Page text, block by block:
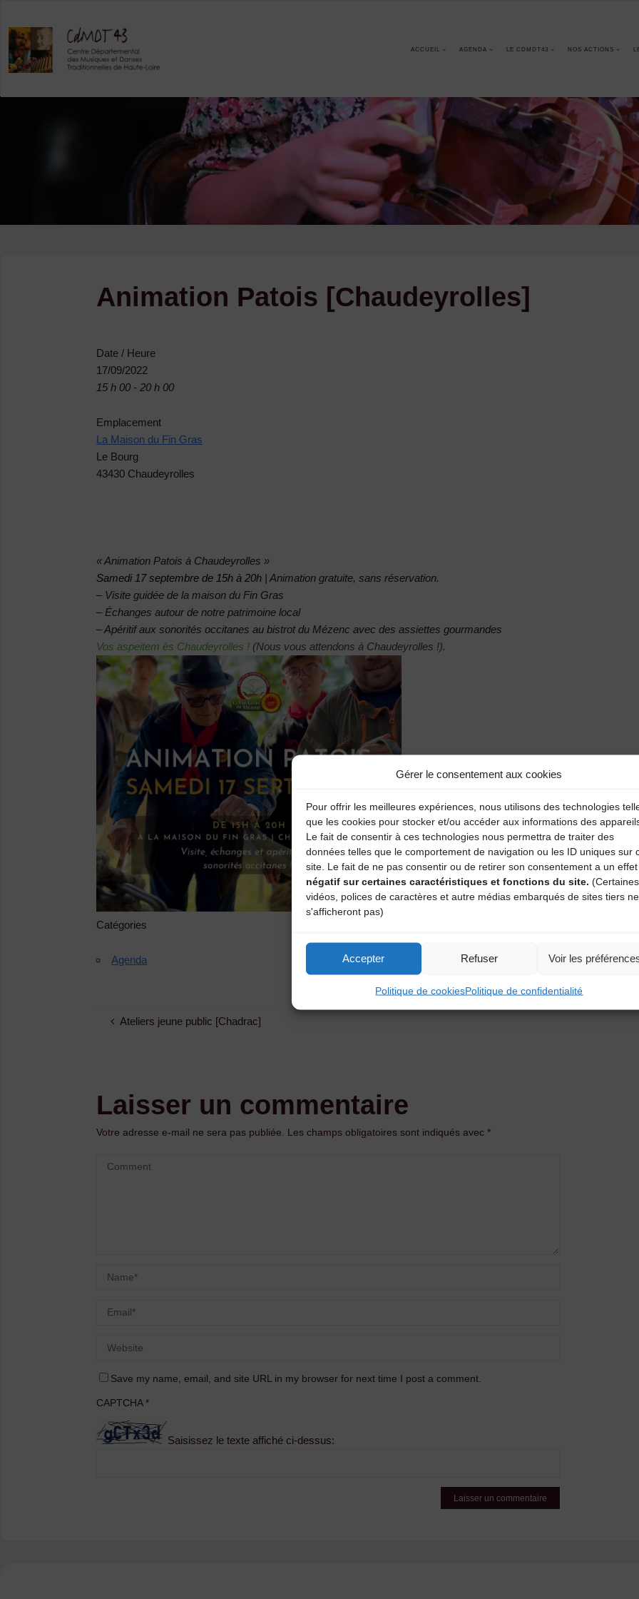
Gérer le consentement aux cookies
Pour offrir les meilleures expériences, nous utilisons des technologies
que les cookies pour stocker et/ou accéder aux informations des
Le fait de consentir à ces technologies nous permettra de traiter des
données telles que le comportement de navigation ou les ID uniques sur
site. Le fait de ne pas consentir ou de retirer son consentement a un effet
négatif sur certaines caractéristiques et fonctions du site. (Certaines
vidéos, polices de caractères et autre médias embarqués de sites tiers ne
s'afficheront pas)
Accepter Refuser Voir les
Politique de cookiesPolitique de confidentialité
content
ACCUEIL AGENDA LE CDMDT43 NOS ACTIONS
Animation Patois [Chaudeyrolles]
Date / Heure
17/09/2022
15 h 00 - 20 h 00
Emplacement
La Maison du Fin Gras
Le Bourg
43430 Chaudeyrolles
« Animation Patois à Chaudeyrolles »
Samedi 17 septembre de 15h à 20h | Animation gratuite, sans réservation.
– Visite guidée de la maison du Fin Gras
– Échanges autour de notre patrimoine local
– Apéritif aux sonorités occitanes au bistrot du Mézenc avec des assiettes gourmandes
Vos aspeitem ès Chaudeyrolles ! (Nous vous attendons à Chaudeyrolles !).
Catégories
Agenda
Ateliers jeune public [Chadrac]
Laisser un commentaire
Votre adresse e-mail ne sera pas publiée. Les champs obligatoires sont indiqués avec*
Save my name, email, and site URL in my browser for next time I post a comment.
CAPTCHA*
Saisissez le texte affiché ci-dessus: